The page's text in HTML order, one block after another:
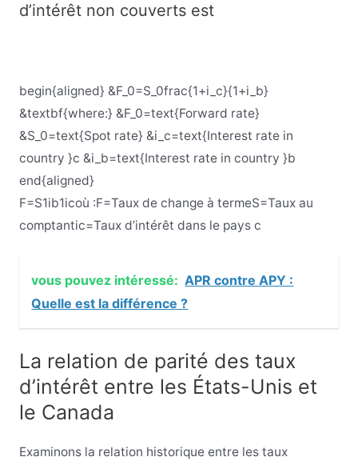
d’intérêt non couverts est
begin{aligned} &F_0=S_0frac{1+i_c}{1+i_b}
&textbf{where:} &F_0=text{Forward rate}
&S_0=text{Spot rate} &i_c=text{Interest rate in
country }c &i_b=text{Interest rate in country }b
end{aligned}
F=S1ib1icoù :F=Taux de change à termeS=Taux au
comptantic=Taux d’intérêt dans le pays c
vous pouvez intéressé: APR contre APY :
Quelle est la différence ?
La relation de parité des taux
d’intérêt entre les États-Unis et
le Canada
Examinons la relation historique entre les taux